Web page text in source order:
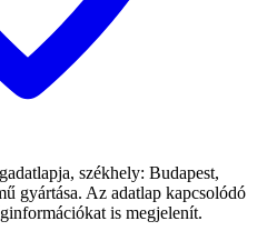
székhely: Budapest,
gyártása. Az adatlap kapcsolódó
is megjelenít.